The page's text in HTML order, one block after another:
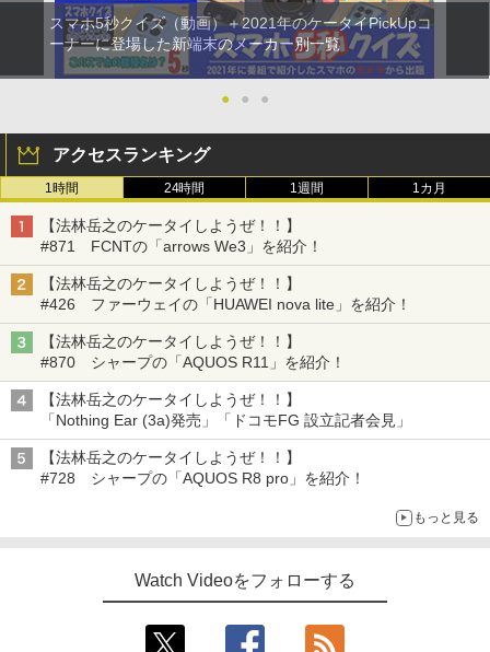
スマホ5秒クイズ（動画）＋2021年のケータイPickUpコ
ーナーに登場した新端末のメーカー別一覧
● ● ●
アクセスランキング
1時間 24時間 1週間 1カ月
【法林岳之のケータイしようぜ！！】
#871 FCNTの「arrows We3」を紹介！
【法林岳之のケータイしようぜ！！】
#426 ファーウェイの「HUAWEI nova lite」を紹介！
【法林岳之のケータイしようぜ！！】
#870 シャープの「AQUOS R11」を紹介！
【法林岳之のケータイしようぜ！！】
「Nothing Ear (3a)発売」「ドコモFG 設立記者会見」
【法林岳之のケータイしようぜ！！】
#728 シャープの「AQUOS R8 pro」を紹介！
もっと見る
Watch Videoをフォローする